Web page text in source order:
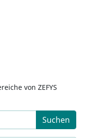
von ZEFYS
Suchen